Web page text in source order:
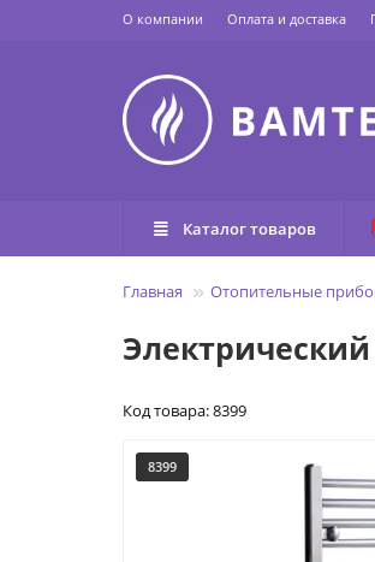
О компании Оплата и доставка
Каталог товаров
Главная Отопительные
Код товара: 8399
8399